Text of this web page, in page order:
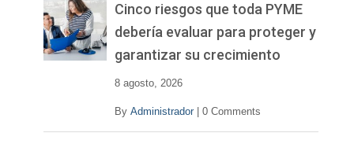
Cinco riesgos que toda PYME
debería evaluar para proteger y
garantizar su crecimiento
8 agosto, 2026
By Administrador 0 Comments